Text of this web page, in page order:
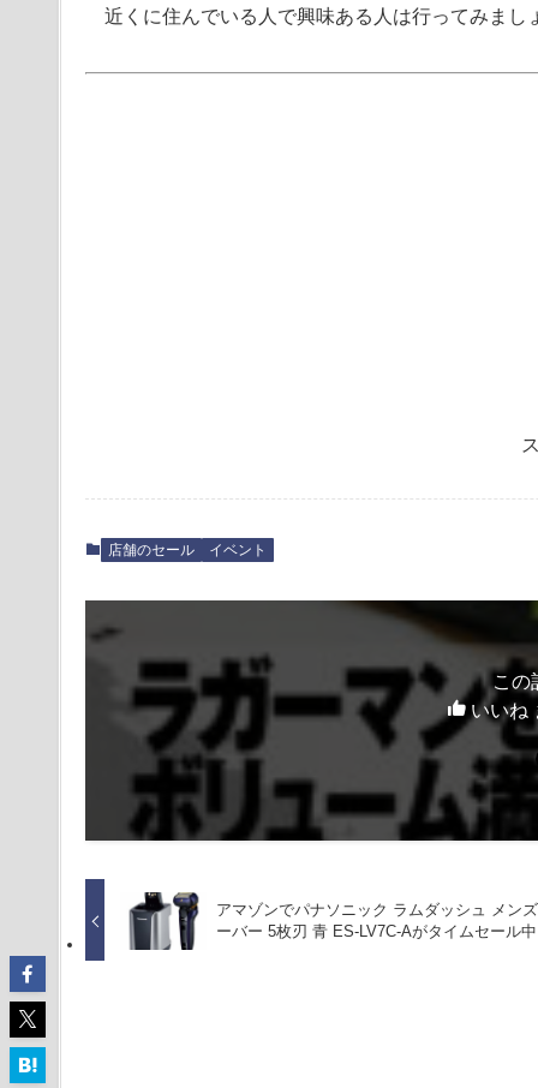
近くに住んでいる人で興味ある人は行ってみまし
店舗のセール イベント
この
いいね
アマゾンでパナソニック ラムダッシュ メン
ーバー 5枚刃 青 ES-LV7C-Aがタイムセール